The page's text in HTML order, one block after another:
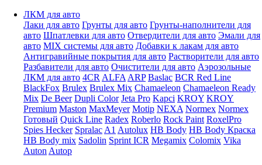
ЛКМ для авто
Лаки для авто Грунты для авто Грунты-наполнители для
авто Шпатлевки для авто Отвердители для авто Эмали для
авто MIX системы для авто Добавки к лакам для авто
Антигравийные покрытия для авто Растворители для авто
Разбавители для авто Очистители для авто Аэрозольные
ЛКМ для авто 4CR ALFA ARP Baslac BCR Red Line
BlackFox Brulex Brulex Mix Chamaeleon Chamaeleon Ready
Mix De Beer Dupli Color Jeta Pro Kapci KROY KROY
Premium Maston MaxMeyer Motip NEXA Normex Normex
Готовый Quick Line Radex Roberlo Rock Paint RoxelPro
Spies Hecker Spralac A1 Autolux HB Body HB Body Краска
HB Body mix Sadolin Sprint ICR Megamix Colomix Vika
Auton Autop